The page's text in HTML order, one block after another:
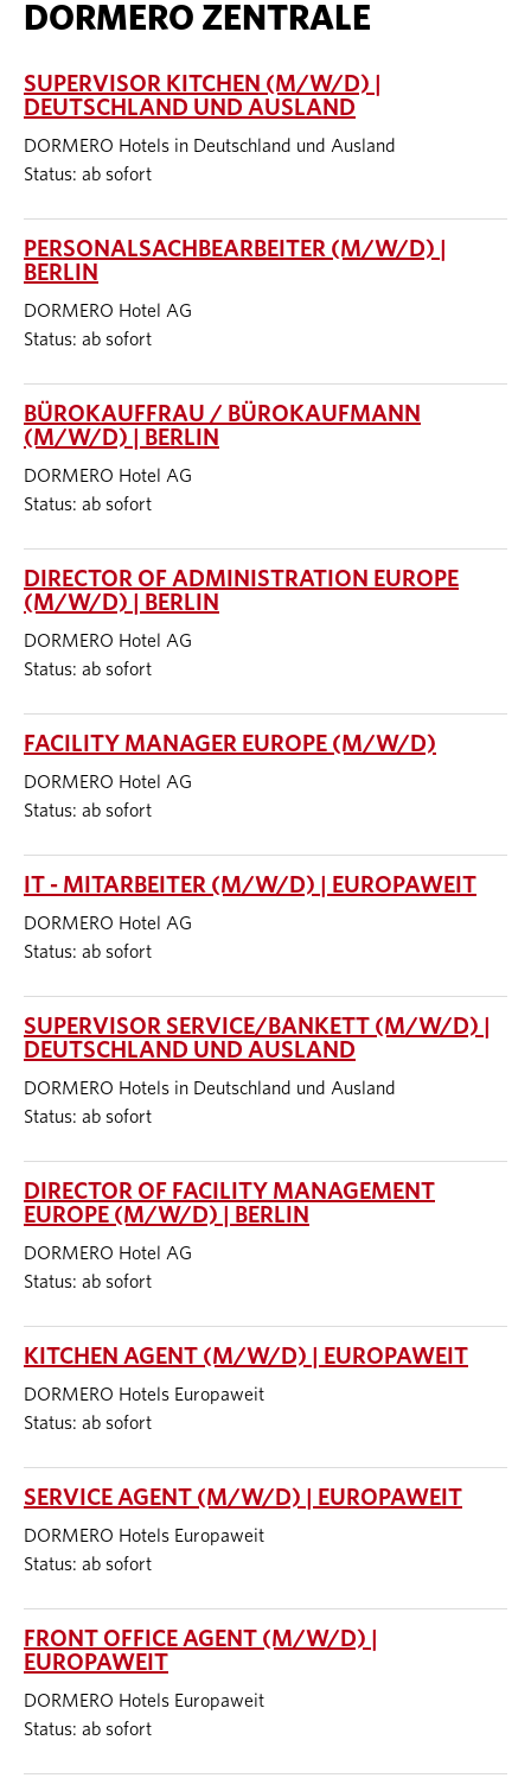
DORMERO ZENTRALE
SUPERVISOR KITCHEN (M/W/D) |
DEUTSCHLAND UND AUSLAND
DORMERO Hotels in Deutschland und Ausland
Status: ab sofort
PERSONALSACHBEARBEITER (M/W/D) |
BERLIN
DORMERO Hotel AG
Status: ab sofort
BÜROKAUFFRAU / BÜROKAUFMANN
(M/W/D) | BERLIN
DORMERO Hotel AG
Status: ab sofort
DIRECTOR OF ADMINISTRATION EUROPE
(M/W/D) | BERLIN
DORMERO Hotel AG
Status: ab sofort
FACILITY MANAGER EUROPE (M/W/D)
DORMERO Hotel AG
Status: ab sofort
IT - MITARBEITER (M/W/D) | EUROPAWEIT
DORMERO Hotel AG
Status: ab sofort
SUPERVISOR SERVICE/BANKETT (M/W/D) |
DEUTSCHLAND UND AUSLAND
DORMERO Hotels in Deutschland und Ausland
Status: ab sofort
DIRECTOR OF FACILITY MANAGEMENT
EUROPE (M/W/D) | BERLIN
DORMERO Hotel AG
Status: ab sofort
KITCHEN AGENT (M/W/D) | EUROPAWEIT
DORMERO Hotels Europaweit
Status: ab sofort
SERVICE AGENT (M/W/D) | EUROPAWEIT
DORMERO Hotels Europaweit
Status: ab sofort
FRONT OFFICE AGENT (M/W/D) |
EUROPAWEIT
DORMERO Hotels Europaweit
Status: ab sofort